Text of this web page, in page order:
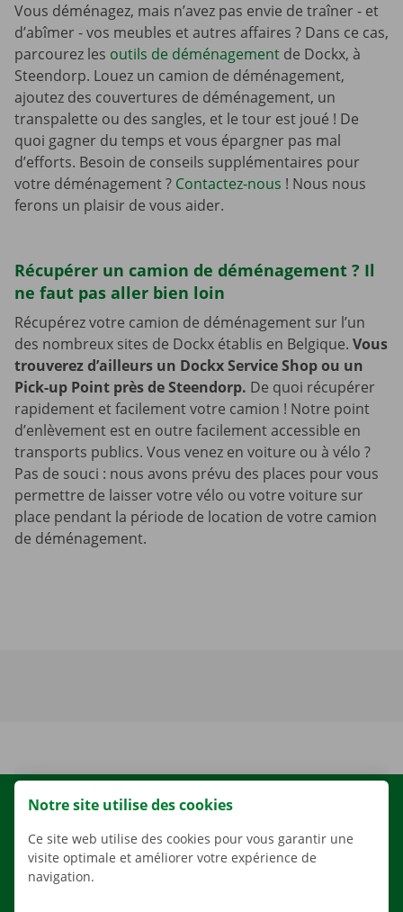
Vous déménagez, mais n’avez pas envie de traîner - et
d’abîmer - vos meubles et autres affaires ? Dans ce cas,
parcourez les outils de déménagement de Dockx, à
Steendorp. Louez un camion de déménagement,
ajoutez des couvertures de déménagement, un
transpalette ou des sangles, et le tour est joué ! De
quoi gagner du temps et vous épargner pas mal
d’efforts. Besoin de conseils supplémentaires pour
votre déménagement ? Contactez-nous ! Nous nous
ferons un plaisir de vous aider.
Récupérer un camion de déménagement ? Il
ne faut pas aller bien loin
Récupérez votre camion de déménagement sur l’un
des nombreux sites de Dockx établis en Belgique. Vous
trouverez d’ailleurs un Dockx Service Shop ou un
Pick-up Point près de Steendorp. De quoi récupérer
rapidement et facilement votre camion ! Notre point
d’enlèvement est en outre facilement accessible en
transports publics. Vous venez en voiture ou à vélo ?
Pas de souci : nous avons prévu des places pour vous
permettre de laisser votre vélo ou votre voiture sur
place pendant la période de location de votre camion
de déménagement.
LOCATION
NOS VÉHICULES
NOS SERVICES
Notre site utilise des cookies
Ce site web utilise des cookies pour vous garantir une
visite optimale et améliorer votre expérience de
navigation.